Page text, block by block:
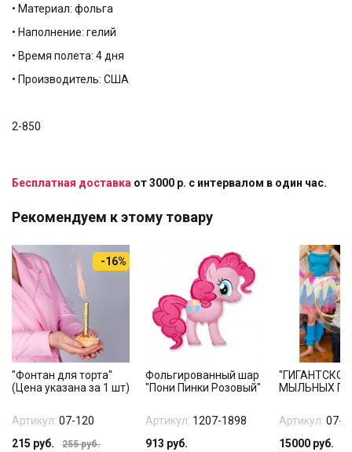
• Материал: фольга
• Наполнение: гелий
• Время полета: 4 дня
• Производитель: США
2-850
Бесплатная доставка от 3000 р. с интервалом в один час.
Рекомендуем к этому товару
-16%
"Фонтан для торта"
(Цена указана за 1 шт)
Артикул: 07-120
215 руб. 255руб.
Фольгированный шар
"Пони Пинки Розовый"
Артикул: 1207-1898
913 руб.
МЫЛЬНЫХ
Артикул: 07-
15000 руб.